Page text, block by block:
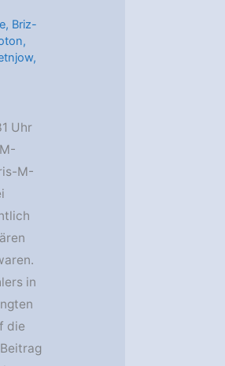
, Briz-
,
,
Uhr
M-
in
die